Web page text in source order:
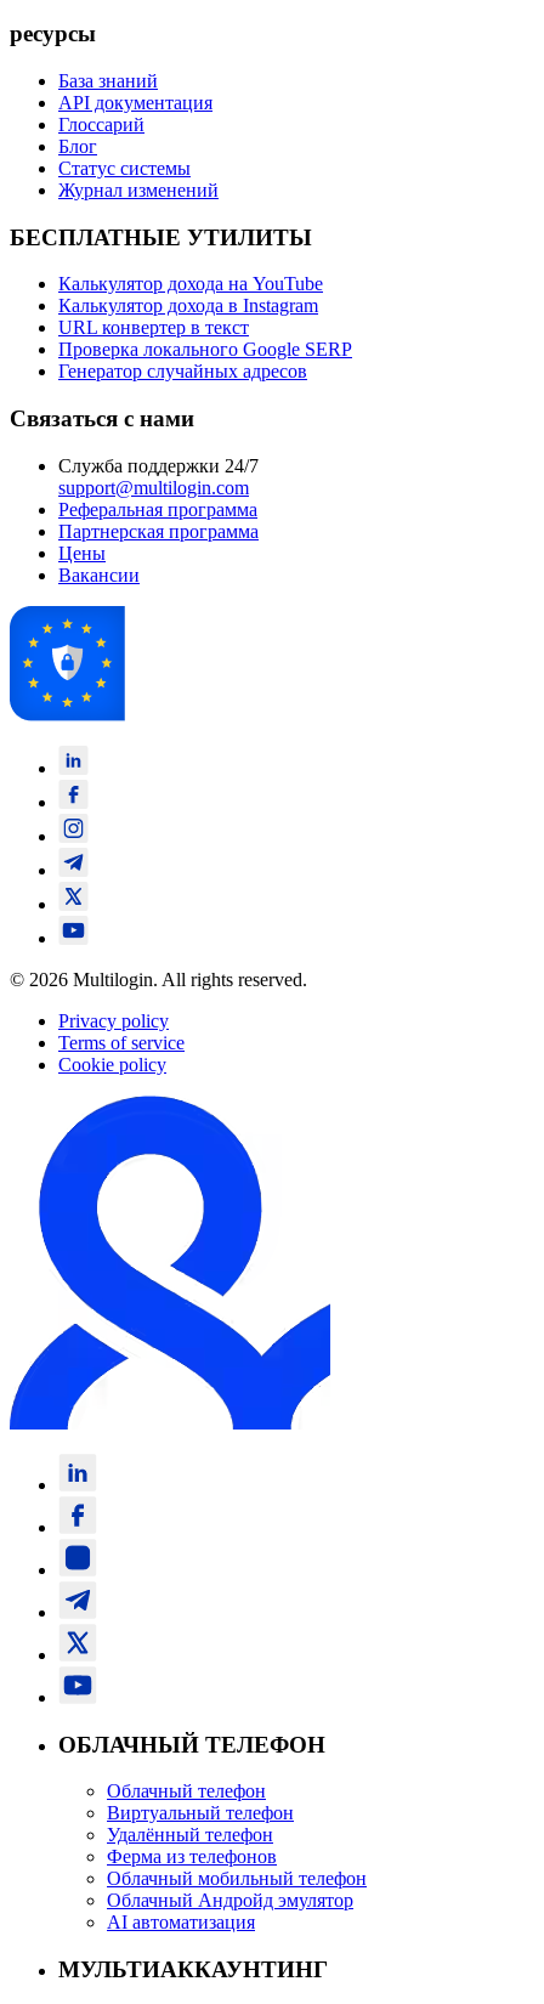
ресурсы
База знаний
API документация
Глоссарий
Блог
Статус системы
Журнал изменений
БЕСПЛАТНЫЕ УТИЛИТЫ
Калькулятор дохода на YouTube
Калькулятор дохода в Instagram
URL конвертер в текст
Проверка локального Google SERP
Генератор случайных адресов
Связаться с нами
Служба поддержки 24/7
support@multilogin.com
Реферальная программа
Партнерская программа
Цены
Вакансии
© 2026 Multilogin. All rights reserved.
Privacy policy
Terms of service
Cookie policy
ОБЛАЧНЫЙ ТЕЛЕФОН
Облачный телефон
Виртуальный телефон
Удалённый телефон
Ферма из телефонов
Облачный мобильный телефон
Облачный Андройд эмулятор
AI автоматизация
МУЛЬТИАККАУНТИНГ